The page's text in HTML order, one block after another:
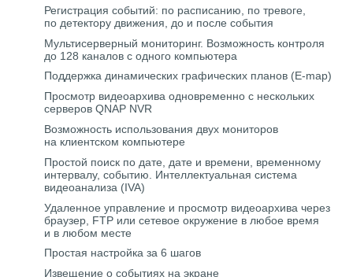
Регистрация событий: по расписанию, по тревоге,
по детектору движения, до и после события
Мультисерверный мониторинг. Возможность контроля
до 128 каналов с одного компьютера
Поддержка динамических графических планов (E-map)
Просмотр видеоархива одновременно с нескольких
серверов QNAP NVR
Возможность использования двух мониторов
на клиентском компьютере
Простой поиск по дате, дате и времени, временному
интервалу, событию. Интеллектуальная система
видеоанализа (IVA)
Удаленное управление и просмотр видеоархива через
браузер, FTP или сетевое окружение в любое время
и в любом месте
Простая настройка за 6 шагов
Извещение о событиях на экране